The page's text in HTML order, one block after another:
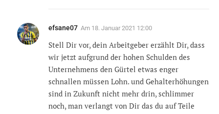
efsane07 Am 18. Januar 2021 12:00
Stell Dir vor, dein Arbeitgeber erzählt Dir, dass
wir jetzt aufgrund der hohen Schulden des
Unternehmens den Gürtel etwas enger
schnallen müssen Lohn. und Gehalterhöhungen
sind in Zukunft nicht mehr drin, schlimmer
noch, man verlangt von Dir das du auf Teile